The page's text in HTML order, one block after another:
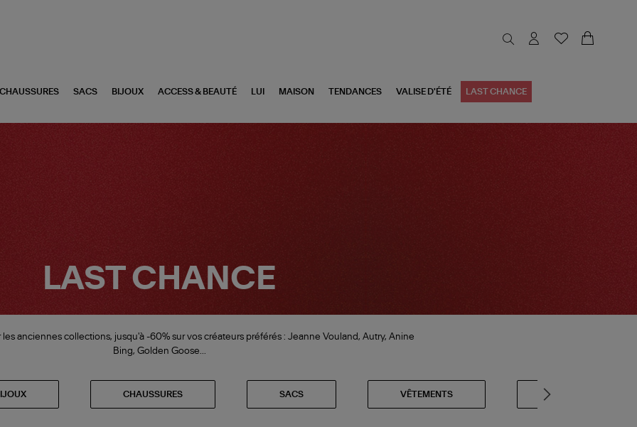
SACS BIJOUX ACCESS & BEAUTÉ LUI MAISON TENDANCES VALISE D'ÉTÉ LAST CHANCE
LAST CHANCE
les anciennes collections, jusqu'à -60% sur vos créateurs préférés : Jeanne Vouland, Autry, Anine
Bing, Golden Goose...
CHAUSSURES SACS VÊTEMENTS 20% DE REMISE